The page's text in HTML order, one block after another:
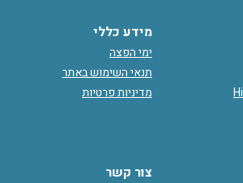
מידע כללי
ימי הפצה
תנאי השימוש באתר
מדיניות פרטיות
צור קשר